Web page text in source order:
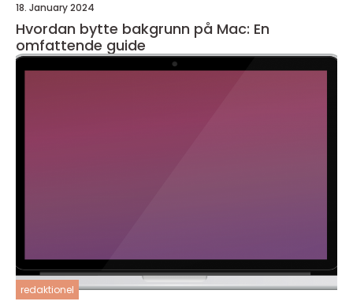
18. January 2024
Hvordan bytte bakgrunn på Mac: En
omfattende guide
redaktionel